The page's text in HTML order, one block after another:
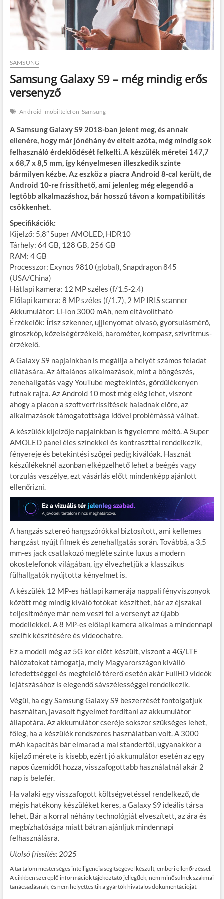
SAMSUNG
Samsung Galaxy S9 – még mindig erős
versenyző
Android mobiltelefon Samsung
A Samsung Galaxy S9 2018-ban jelent meg, és annak
ellenére, hogy már jónéhány év eltelt azóta, még mindig sok
felhasználó érdeklődését felkelti. A készülék méretei 147,7
x 68,7 x 8,5 mm, így kényelmesen illeszkedik szinte
bármilyen kézbe. Az eszköz a piacra Android 8-cal került, de
Android 10-re frissíthető, ami jelenleg még elegendő a
legtöbb alkalmazáshoz, bár hosszú távon a kompatibilitás
csökkenhet.
Specifikációk:
Kijelző: 5,8″ Super AMOLED, HDR10
Tárhely: 64 GB, 128 GB, 256 GB
RAM: 4 GB
Processzor: Exynos 9810 (global), Snapdragon 845
(USA/China)
Hátlapi kamera: 12 MP széles (f/1.5-2.4)
Előlapi kamera: 8 MP széles (f/1.7), 2 MP IRIS scanner
Akkumulátor: Li-Ion 3000 mAh, nem eltávolítható
Érzékelők: Írisz szkenner, ujjlenyomat olvasó, gyorsulásmérő,
giroszkóp, közelségérzékelő, barométer, kompasz, szívritmus-
érzékelő.
A Galaxy S9 napjainkban is megállja a helyét számos feladat
ellátására. Az általános alkalmazások, mint a böngészés,
zenehallgatás vagy YouTube megtekintés, gördülékenyen
futnak rajta. Az Android 10 most még elég lehet, viszont
ahogy a piacon a szoftverfrissítések haladnak előre, az
alkalmazások támogatottsága idővel problémássá válhat.
A készülék kijelzője napjainkban is figyelemre méltó. A Super
AMOLED panel éles színekkel és kontraszttal rendelkezik,
fényereje és betekintési szögei pedig kiválóak. Hasznát
készülékeknél azonban elképzelhető lehet a beégés vagy
torzulás veszélye, ezt vásárlás előtt mindenképp ajánlott
ellenőrizni.
A hangzás sztereó hangszórókkal biztosított, ami kellemes
hangzást nyújt filmek és zenehallgatás során. Továbbá, a 3,5
mm-es jack csatlakozó megléte szinte luxus a modern
okostelefonok világában, így élvezhetjük a klasszikus
fülhallgatók nyújtotta kényelmet is.
A készülék 12 MP-es hátlapi kamerája nappali fényviszonyok
között még mindig kiváló fotókat készíthet, bár az éjszakai
teljesítménye már nem veszi fel a versenyt az újabb
modellekkel. A 8 MP-es előlapi kamera alkalmas a mindennapi
szelfik készítésére és videochatre.
Ez a modell még az 5G kor előtt készült, viszont a 4G/LTE
hálózatokat támogatja, mely Magyarországon kiválló
lefedettséggel és megfelelő térerő esetén akár FullHD videók
lejátszásához is elegendő sávszélességgel rendelkezik.
Végül, ha egy Samsung Galaxy S9 beszerzését fontolgatjuk
használtan, javasolt figyelmet fordítani az akkumulátor
állapotára. Az akkumulátor cseréje sokszor szükséges lehet,
főleg, ha a készülék rendszeres használatban volt. A 3000
mAh kapacítás bár elmarad a mai standertől, ugyanakkor a
kijelző mérete is kisebb, ezért jó akkumulátor esetén az egy
napos üzemidőt hozza, visszafogottabb használatnál akár 2
nap is belefér.
Ha valaki egy visszafogott költségvetéssel rendelkező, de
mégis hatékony készüléket keres, a Galaxy S9 ideális társa
lehet. Bár a korral néhány technológiát elveszített, az ára és
megbízhatósága miatt bátran ajánljuk mindennapi
felhasználásra.
Utolsó frissítés: 2025
A tartalom mesterséges intelligencia segítségével készült, emberi ellenőrzéssel.
A cikkben szereplő információk tájékoztató jellegűek, nem minősülnek szakmai
tanácsadásnak, és nem helyettesítik a gyártók hivatalos dokumentációját.